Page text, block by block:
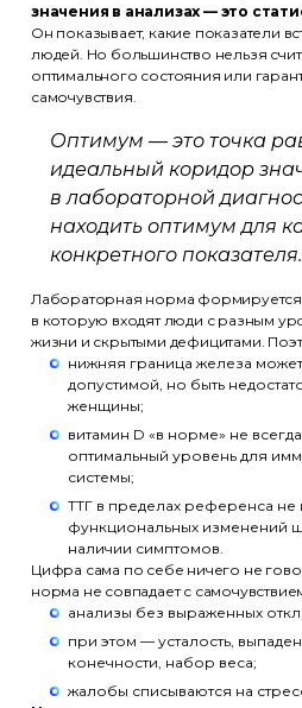
значения в анализах — это
Он показывает, какие показатели
людей. Но большинство нельзя
оптимального состояния или
самочувствия.
Оптимум — это точка
идеальный коридор
в лабораторной
находить оптимум для
конкретного показателя.
Лабораторная норма формируется
в которую входят люди с разным
жизни и скрытыми дефицитами.
нижняя граница железа
допустимой, но быть
женщины;
витамин D «в норме» не
оптимальный уровень для
системы;
ТТГ в пределах референса не
функциональных изменений
наличии симптомов.
Цифра сама по себе ничего не
норма не совпадает с
анализы без выраженных
при этом — усталость,
конечности, набор веса;
жалобы списываются на